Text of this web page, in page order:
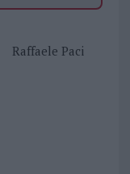
Raffaele Paci